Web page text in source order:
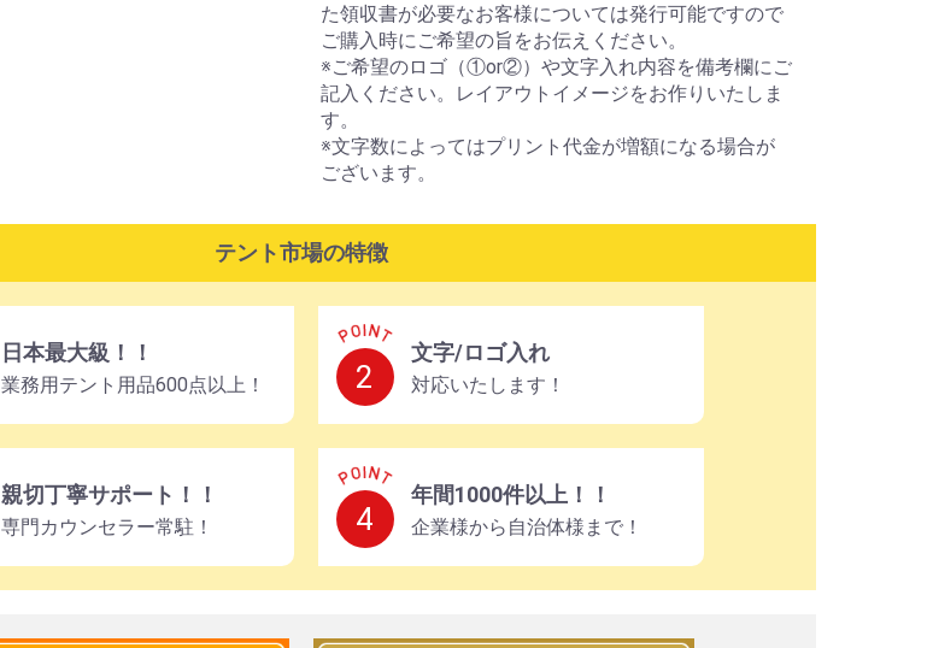
た領収書が必要なお客様については発行可能ですので
ご購入時にご希望の旨をお伝えください。
※ご希望のロゴ（①or②）や文字入れ内容を備考欄にご
記入ください。レイアウトイメージをお作りいたしま
す。
※文字数によってはプリント代金が増額になる場合が
ございます。
テント市場の特徴
日本最大級！！
業務用テント用品600点以上！ 2
文字/ロゴ入れ
対応いたします！
親切丁寧サポート！！
専門カウンセラー常駐！ 4
年間1000件以上！！
企業様から自治体様まで！